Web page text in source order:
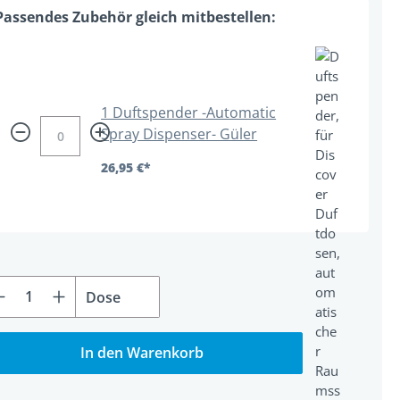
1 Duftspender -Automatic
Spray Dispenser- Güler
26,95 €*
Anzahl: Gib den gewünschten
Dose
In den Warenkorb